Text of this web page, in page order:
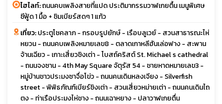
ไฮไลท์:ถนนคบเพลิงสายที่แปด ประติมากรรมวาฬเกยตื้น เมนูพิเศษ
ซีฟู้ด 1 มื้อ + ชิมเบียร์สดๆ 1 แก้ว
เที่ยว:ประตูโชคลาภ - กรอบรูปยักษ์ - เรือบลูเวย์ - สวนสาธารณะไห่
หยวน - ถนนคบเพลิงหมายเลข8 - ตลาดเกาหลีฮันเล่อฟาง - สะพาน
จ้านเฉียว - เกาะเสี่ยวชิงเต่า - โบสถ์คริสต์ St. Michael s cathedral
- ถนนจงซาน - 4th May Square จัตุรัส 54 - ชายหาดหมายเลข3 -
หมู่บ้านชาวประมงซาจื่อโข่ว - ถนนคนเดินหลงเจียง - Silverfish
street - พิพิธภัณฑ์เบียร์ชิงเต่า - สวนเสี่ยวหม่ายเต่า - ถนนคนเดินไถ
ตง - ท่าเรือประมงไห่ชาง - ถนนเฉาหยาง - ปลาวาฬเกยตื่น